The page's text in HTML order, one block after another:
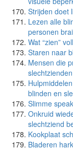
Strijden doet
Lezen alle
personen
Wat “zien”
Staren naar
Mensen die
slechtzienden
blinden en
Slimme
Onkruid
slechtziend
Kookplaat
Bladeren